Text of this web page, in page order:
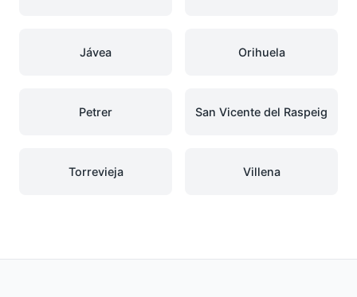
Jávea Orihuela
Petrer San Vicente del Raspeig
Torrevieja Villena